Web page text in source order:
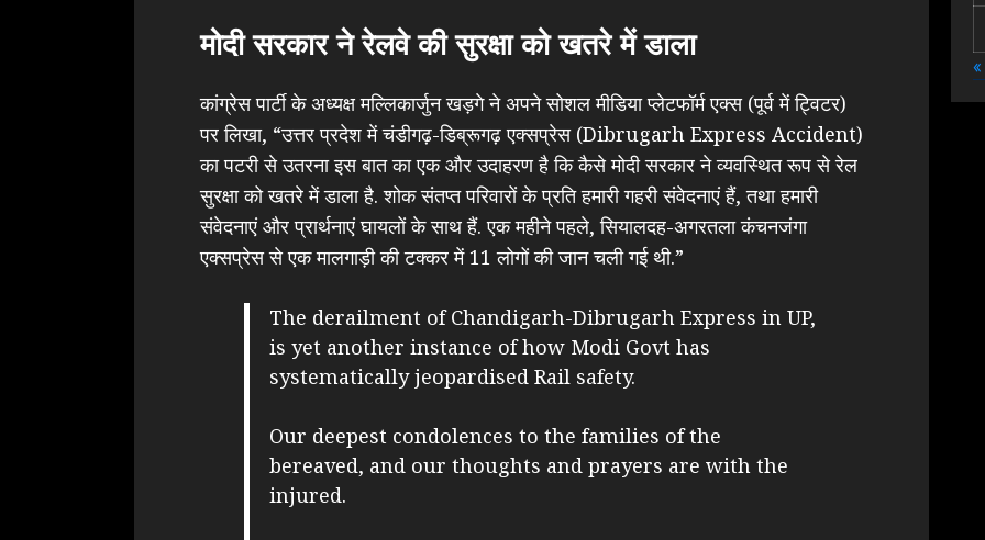
मोदी सरकार ने रेलवे की सुरक्षा को खतरे में डाला
कांग्रेस पार्टी के अध्यक्ष मल्लिकार्जुन खड़गे ने अपने सोशल मीडिया प्लेटफॉर्म एक्स (पूर्व में ट्विटर)
पर लिखा, “उत्तर प्रदेश में चंडीगढ़-डिब्रूगढ़ एक्सप्रेस (Dibrugarh Express Accident)
का पटरी से उतरना इस बात का एक और उदाहरण है कि कैसे मोदी सरकार ने व्यवस्थित रूप से रेल
सुरक्षा को खतरे में डाला है. शोक संतप्त परिवारों के प्रति हमारी गहरी संवेदनाएं हैं, तथा हमारी
संवेदनाएं और प्रार्थनाएं घायलों के साथ हैं. एक महीने पहले, सियालदह-अगरतला कंचनजंगा
एक्सप्रेस से एक मालगाड़ी की टक्कर में 11 लोगों की जान चली गई थी.”
The derailment of Chandigarh-Dibrugarh Express in UP,
is yet another instance of how Modi Govt has
systematically jeopardised Rail safety.
Our deepest condolences to the families of the
bereaved, and our thoughts and prayers are with the
injured.